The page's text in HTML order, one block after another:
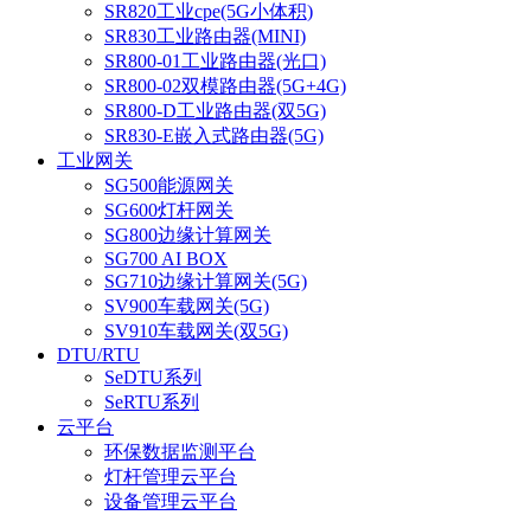
SR820工业cpe(5G小体积)
SR830工业路由器(MINI)
SR800-01工业路由器(光口)
SR800-02双模路由器(5G+4G)
SR800-D工业路由器(双5G)
SR830-E嵌入式路由器(5G)
工业网关
SG500能源网关
SG600灯杆网关
SG800边缘计算网关
SG700 AI BOX
SG710边缘计算网关(5G)
SV900车载网关(5G)
SV910车载网关(双5G)
DTU/RTU
SeDTU系列
SeRTU系列
云平台
环保数据监测平台
灯杆管理云平台
设备管理云平台